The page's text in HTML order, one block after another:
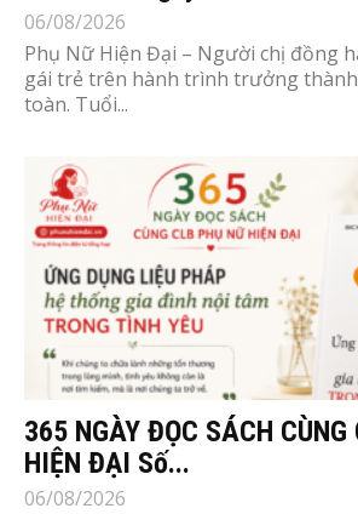
06/08/2026
Phụ Nữ Hiện Đại – Người chị đồng
gái trẻ trên hành trình trưởng
toàn. Tuổi...
365 NGÀY ĐỌC SÁCH CÙNG
HIỆN ĐẠI Số...
06/08/2026